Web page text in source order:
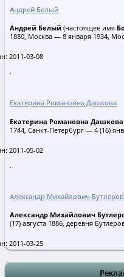
Андрей Белый
Андрей Белый (настоящее имя
1880, Москва — 8 января 1934,
2011-03-08
Екатерина Романовна Дашкова
Екатерина Романовна Дашкова
1744, Санкт-Петербург — 4 (16)
2011-05-02
Александр Михайлович Бутлеров
Александр Михайлович
(17) августа 1886, деревня
2011-03-25